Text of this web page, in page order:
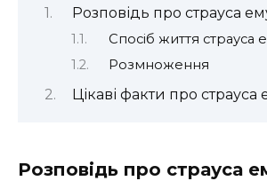
Розповідь про страуса
Спосіб життя страуса
Розмноження
Цікаві факти про страуса
Розповідь про страуса